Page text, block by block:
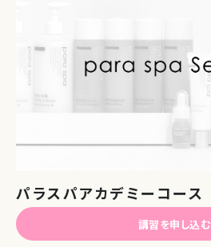
パラスパアカデミーコース
講習を申し込む